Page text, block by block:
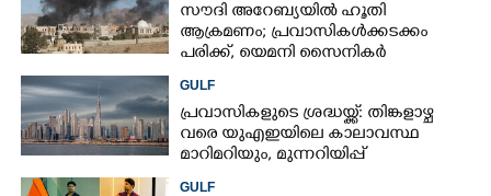
സൗദി അറേബ്യയിൽ ഹൂതി
ആക്രമണം; പ്രവാസികൾക്കടക്കം
പരിക്ക്, യെമനി സൈനികർ
GULF
പ്രവാസികളുടെ ശ്രദ്ധയ്ക്ക്: തിങ്കളാഴ്ച
വരെ യുഎഇയിലെ കാലാവസ്ഥ
മാറിമറിയും, മുന്നറിയിപ്പ്
GULF